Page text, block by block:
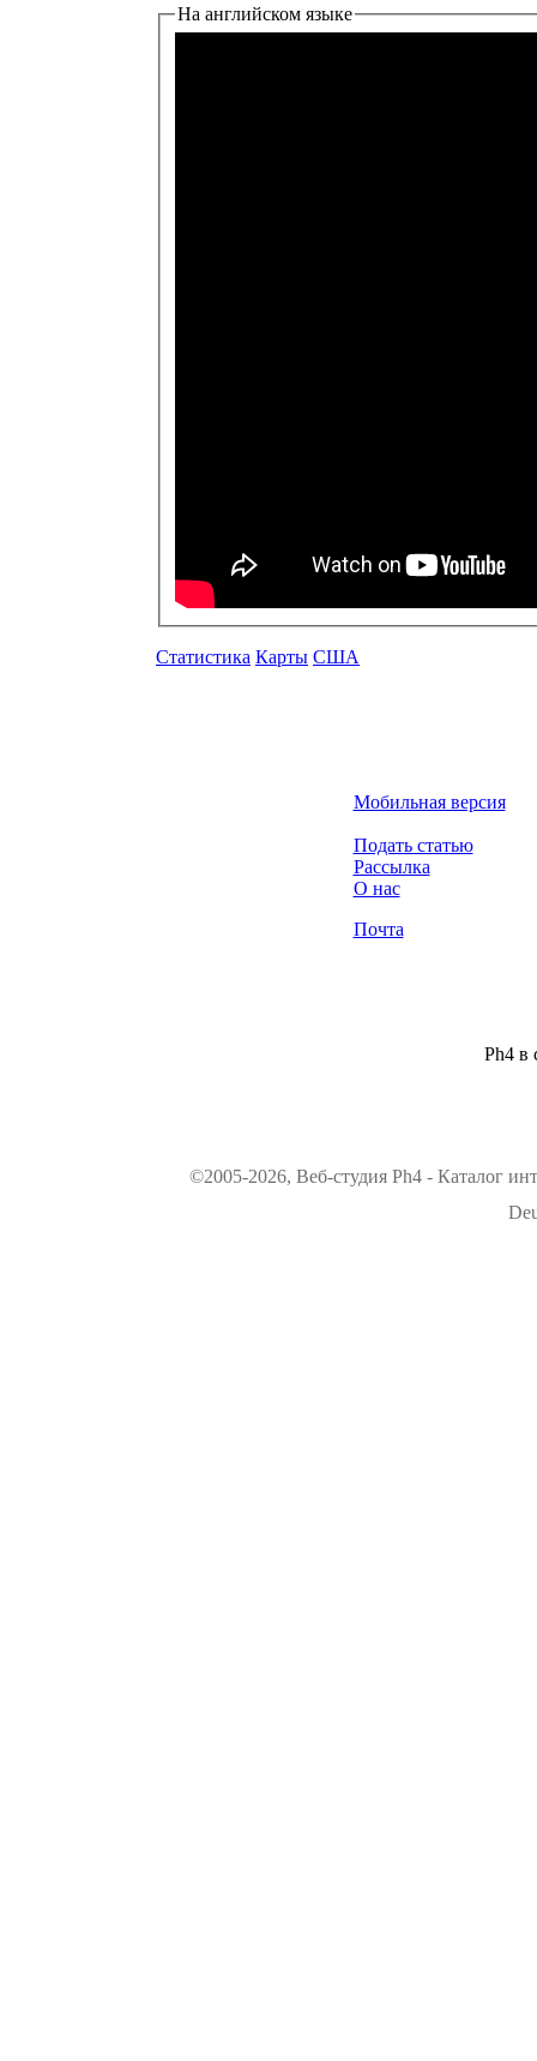
На английском языке
Статистика Карты США
Мобильная версия
Подать статью
Рассылка
О нас
Почта
Ph4 в
©2005-2026, Веб-студия Ph4 - Каталог